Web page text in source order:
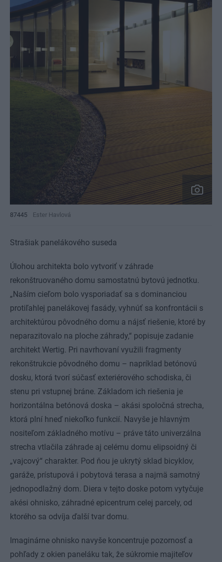
87445 Ester Havlová
Strašiak panelákového suseda
Úlohou architekta bolo vytvoriť v záhrade
rekonštruovaného domu samostatnú bytovú jednotku.
„Naším cieľom bolo vysporiadať sa s dominanciou
protiľahlej panelákovej fasády, vyhnúť sa konfrontácii s
architektúrou pôvodného domu a nájsť riešenie, ktoré by
neparazitovalo na ploche záhrady,“ popisuje zadanie
architekt Wertig. Pri navrhovaní využili fragmenty
rekonštrukcie pôvodného domu – napríklad betónovú
dosku, ktorá tvorí súčasť exteriérového schodiska, či
stenu pri vstupnej bráne. Základom ich riešenia je
horizontálna betónová doska – akási spoločná strecha,
ktorá plní hneď niekoľko funkcií. Navyše je hlavným
nositeľom základného motívu – práve táto univerzálna
strecha vtlačila záhrade aj celému domu elipsoidný či
„vajcový“ charakter. Pod ňou je ukrytý sklad bicyklov,
garáže, prístupová i pobytová terasa a najmä samotný
jednopodlažný dom. Diera v tejto doske potom vytyčuje
akési ohnisko, záhradné epicentrum celej parcely, od
ktorého sa odvíja ďalší tvar domu.
Imaginárne ohnisko navyše koncentruje pozornosť a
pohľady z okien paneláku tak, že súkromie majiteľov